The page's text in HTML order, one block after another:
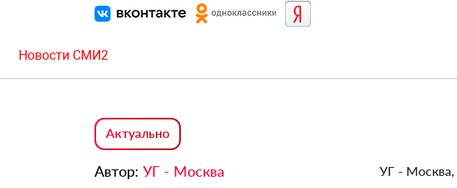
Новости СМИ2
Актуально
Автор: УГ - Москва УГ -